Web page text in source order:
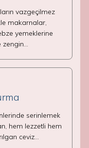
vazgeçilmez
makarnalar,
yemeklerine
zengin…
serinlemek
hem lezzetli hem
ceviz…